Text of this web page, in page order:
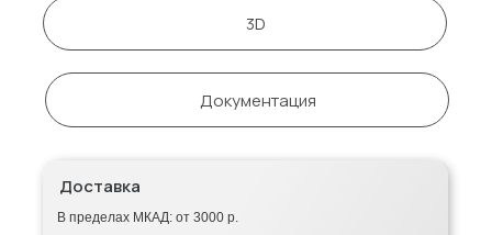
Доставка
В пределах МКАД: от 3000 р.
3D
Документация